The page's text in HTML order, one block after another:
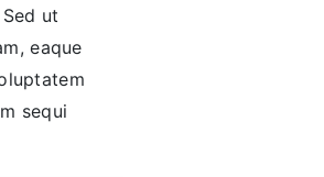
ut
eaque
sequi